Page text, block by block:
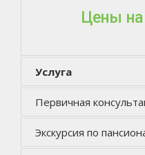
Цены на
Услуга
Первичная
Экскурсия по